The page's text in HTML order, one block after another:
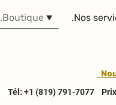
.Boutique .Nos
Tél: +1 (819) 791-7077